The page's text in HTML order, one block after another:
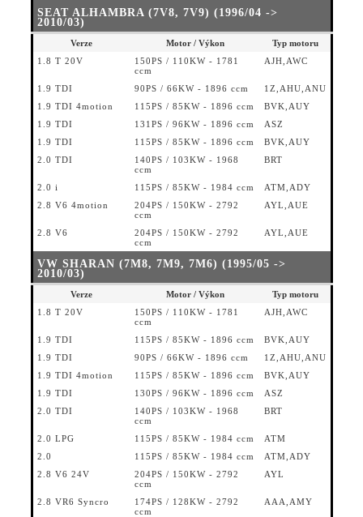
SEAT ALHAMBRA (7V8, 7V9) (1996/04 ->
2010/03)
Verze Motor / Výkon
Typ motoru
1.8 T 20V
150PS / 110KW - 1781
ccm
AJH,AWC
1.9 TDI 90PS / 66KW - 1896 ccm
1Z,AHU,ANU
1.9 TDI 4motion
115PS / 85KW - 1896 ccm
BVK,AUY
1.9 TDI
131PS / 96KW - 1896 ccm
ASZ
1.9 TDI
115PS / 85KW - 1896 ccm
BVK,AUY
2.0 TDI
140PS / 103KW - 1968
ccm
BRT
2.0 i 115PS / 85KW - 1984 ccm
ATM,ADY
2.8 V6 4motion
204PS / 150KW - 2792
ccm
AYL,AUE
2.8 V6
204PS / 150KW - 2792
ccm
AYL,AUE
VW SHARAN (7M8, 7M9, 7M6) (1995/05 ->
2010/03)
Verze Motor / Výkon
Typ motoru
1.8 T 20V
150PS / 110KW - 1781
ccm
AJH,AWC
1.9 TDI 115PS / 85KW - 1896 ccm
BVK,AUY
1.9 TDI
90PS / 66KW - 1896 ccm
1Z,AHU,ANU
1.9 TDI 4motion
115PS / 85KW - 1896 ccm
BVK,AUY
1.9 TDI
130PS / 96KW - 1896 ccm
ASZ
2.0 TDI
140PS / 103KW - 1968
ccm
BRT
2.0 LPG 115PS / 85KW - 1984 ccm
ATM
2.0
115PS / 85KW - 1984 ccm
ATM,ADY
2.8 V6 24V
204PS / 150KW - 2792
ccm
AYL
2.8 VR6 Syncro
174PS / 128KW - 2792
ccm
AAA,AMY